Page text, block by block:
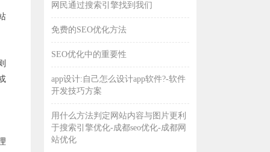
网民通过搜索引擎找到我们
免费的SEO优化方法
SEO优化中的重要性
app设计:自己怎么设计app软件?-软件
开发技巧方案
用什么方法判定网站内容与图片更利
于搜索引擎优化-成都seo优化-成都网
站优化